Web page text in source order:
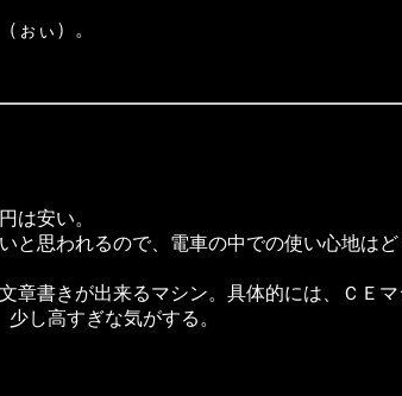
ぉぃ）。
は安い。
と思われるので、電車の中での使い心地はど
書きが出来るマシン。具体的には、ＣＥマ
し高すぎな気がする。